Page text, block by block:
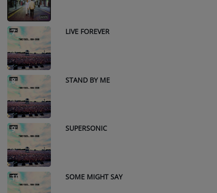
7 LIVE FOREVER
8 STAND BY ME
9 SUPERSONIC
10 SOME MIGHT SAY